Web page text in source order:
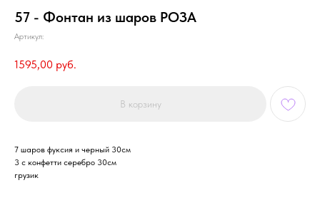
57 - Фонтан из шаров РОЗА
Артикул:
1595,00 руб.
В корзину
7 шаров фуксия и черный 30см
3 с конфетти серебро 30см
грузик